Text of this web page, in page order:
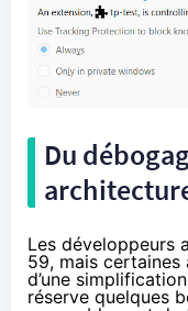
Du
Les développeurs
59, mais certaines
d’une
réserve quelques